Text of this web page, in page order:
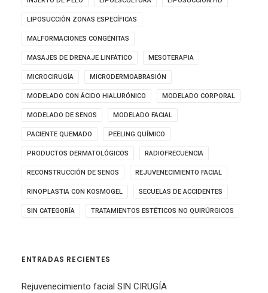
LIPOSUCCIÓN ZONAS ESPECÍFICAS
MALFORMACIONES CONGÉNITAS
MASAJES DE DRENAJE LINFÁTICO MESOTERAPIA
MICROCIRUGÍA MICRODERMOABRASIÓN
MODELADO CON ÁCIDO HIALURÓNICO MODELADO CORPORAL
MODELADO DE SENOS MODELADO FACIAL
PACIENTE QUEMADO PEELING QUÍMICO
PRODUCTOS DERMATOLÓGICOS RADIOFRECUENCIA
RECONSTRUCCIÓN DE SENOS REJUVENECIMIENTO FACIAL
RINOPLASTIA CON KOSMOGEL SECUELAS DE ACCIDENTES
SIN CATEGORÍA TRATAMIENTOS ESTÉTICOS NO QUIRÚRGICOS
ENTRADAS RECIENTES
Rejuvenecimiento facial SIN CIRUGÍA